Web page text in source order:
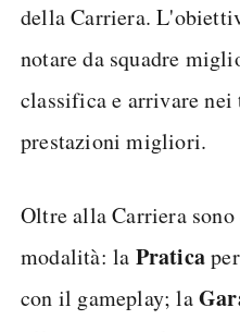
della Carriera.
notare da squadre
classifica e arrivare nei
prestazioni migliori.
Oltre alla Carriera
modalità: la Pratica
con il gameplay; la